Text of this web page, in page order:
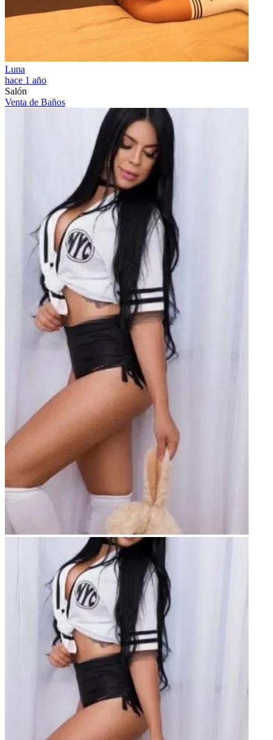
Luna
hace 1 año
Salón
Venta de Baños